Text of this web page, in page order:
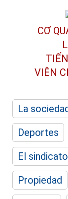
CƠ
VIÊN
La
Deportes
El sindicato
Propiedad